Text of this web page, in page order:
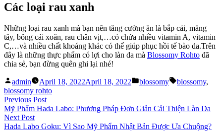
Các loại rau xanh
Những loại rau xanh mà bạn nên tăng cường ăn là bắp cải, măng
tây, bông cải xoăn, rau chân vịt,…có chứa nhiều vitamin A, vitamin
C,…và nhiều chất khoáng khác có thể giúp phục hồi tế bào da.Trên
đây là những thực phẩm có lợi cho làn da mà Blossomy Rohto đã
chia sẻ, bạn đừng quên ghi lại nhé!
Posted
by
admin April 18, 2022April 18, 2022
Posted
blossomy Tags:
blossomy,
blossomy rohto
Post
navigation
Previous PostPrevious
post:
Mỹ Phẩm Hada Labo: Phương Pháp Đơn Giản Cải Thiện Làn Da
Next PostNext
post:
Hada Labo Goku: Vì Sao Mỹ Phẩm Nhật Bản Được Ưa Chuộng?